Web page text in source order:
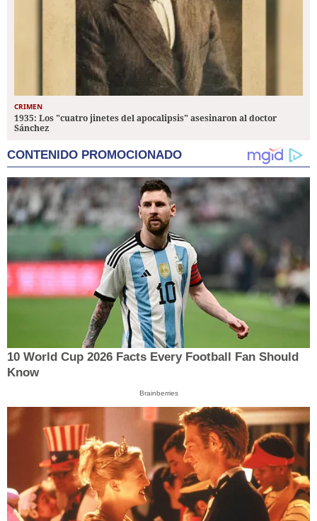
CRIMEN
1935: Los "cuatro jinetes del apocalipsis" asesinaron al doctor
Sánchez
CONTENIDO PROMOCIONADO
10 World Cup 2026 Facts Every Football Fan Should
Know
Brainberries